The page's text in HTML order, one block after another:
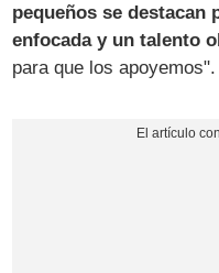
pequeños se destacan
enfocada y un talento
para que los apoyemos".